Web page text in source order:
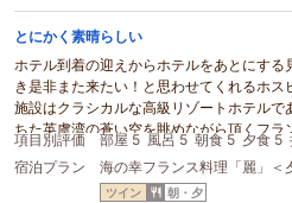
とにかく素晴らしい
ホテル到着の迎えからホテルをあとにす
き是非また来たい！と思わせてくれるホス
施設はクラシカルな高級リゾートホテルで
ちた英虞湾の蒼い空を眺めながら頂くフラ
れます。
お気に入りの場所はなんといってもゲスト
たりとした時を感じます。
項目別評価 部屋 5 風呂 5 朝食 5 夕食 5
宿泊プラン
海の幸フランス料理「麗」＜
ツイン 朝・夕